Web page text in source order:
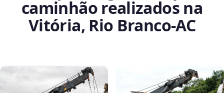
caminhão realizados na
Vitória, Rio Branco‑AC